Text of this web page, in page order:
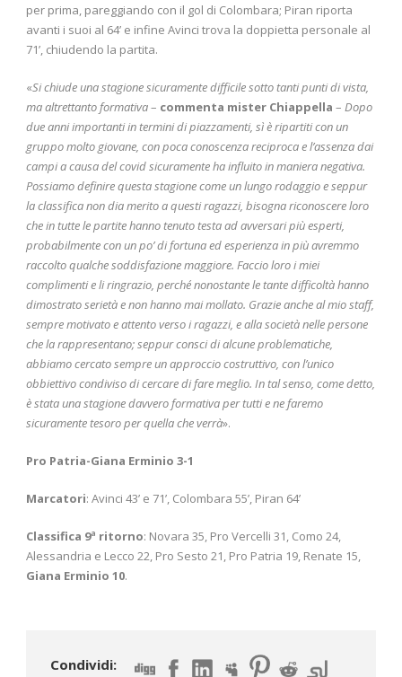
per prima, pareggiando con il gol di Colombara; Piran riporta
avanti i suoi al 64’ e infine Avinci trova la doppietta personale al
71’, chiudendo la partita.
«Si chiude una stagione sicuramente difficile sotto tanti punti di vista,
ma altrettanto formativa– commenta mister Chiappella – Dopo
due anni importanti in termini di piazzamenti, sì è ripartiti con un
gruppo molto giovane, con poca conoscenza reciproca e l’assenza dai
campi a causa del covid sicuramente ha influito in maniera negativa.
Possiamo definire questa stagione come un lungo rodaggio e seppur
la classifica non dia merito a questi ragazzi, bisogna riconoscere loro
che in tutte le partite hanno tenuto testa ad avversari più esperti,
probabilmente con un po’ di fortuna ed esperienza in più avremmo
raccolto qualche soddisfazione maggiore. Faccio loro i miei
complimenti e li ringrazio, perché nonostante le tante difficoltà hanno
dimostrato serietà e non hanno mai mollato. Grazie anche al mio staff,
sempre motivato e attento verso i ragazzi, e alla società nelle persone
che la rappresentano; seppur consci di alcune problematiche,
abbiamo cercato sempre un approccio costruttivo, con l’unico
obbiettivo condiviso di cercare di fare meglio. In tal senso, come detto,
è stata una stagione davvero formativa per tutti e ne faremo
sicuramente tesoro per quella che verrà».
Pro Patria-Giana Erminio 3-1
Marcatori: Avinci 43’ e 71’, Colombara 55’, Piran 64’
Classifica 9ª ritorno: Novara 35, Pro Vercelli 31, Como 24,
Alessandria e Lecco 22, Pro Sesto 21, Pro Patria 19, Renate 15,
Giana Erminio 10.
Condividi: